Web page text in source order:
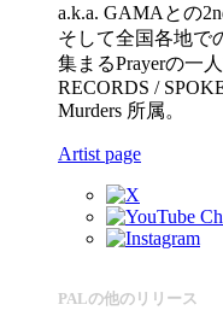
a.k.a. GAMAとの
そして全国各地で
集まるPrayerの一
RECORDS /
Murders 所属。
Artist page
PALの他のリリース